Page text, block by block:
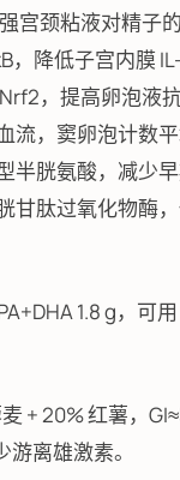
宫颈粘液对精子的
，降低子宫内膜 IL-
，提高卵泡液
，窦卵泡计数平
半胱氨酸，减少早
甘肽过氧化物酶
1.8 g，可
+ 20% 红薯，
离雄激素。